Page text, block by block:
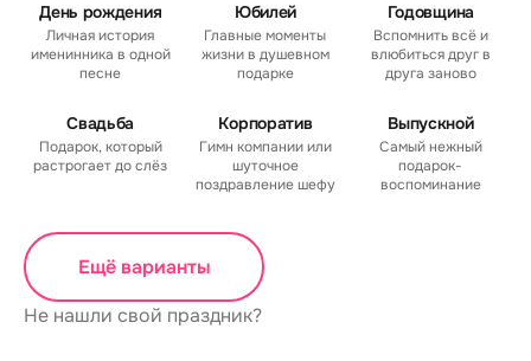
День рождения
Личная история
именинника в одной
песне
Юбилей
Главные моменты
жизни в душевном
подарке
Годовщина
Вспомнить всё и
влюбиться друг в
друга заново
Свадьба
Подарок, который
растрогает до слёз
Корпоратив
Гимн компании или
шуточное
поздравление шефу
Выпускной
Самый нежный
подарок-
воспоминание
Ещё варианты
Не нашли свой праздник?